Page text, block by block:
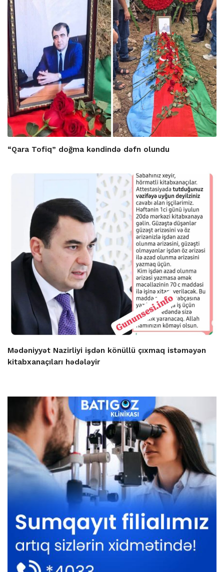
“Qara Tofiq” doğma kəndində dəfn olundu
Mədəniyyət Nazirliyi işdən könüllü çıxmaq istəməyən
kitabxanaçıları hədələyir